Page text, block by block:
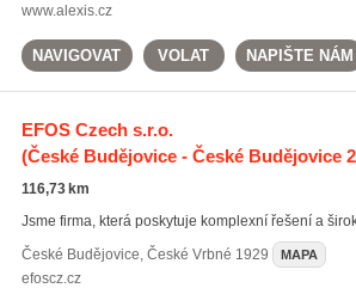
www.alexis.cz
NAVIGOVAT VOLAT NAPIŠTE NÁM
EFOS Czech s.r.o.
(České Budějovice - České Budějovice
116,73 km
Jsme firma, která poskytuje komplexní řešení a
České Budějovice, České Vrbné 1929 MAPA
efoscz.cz